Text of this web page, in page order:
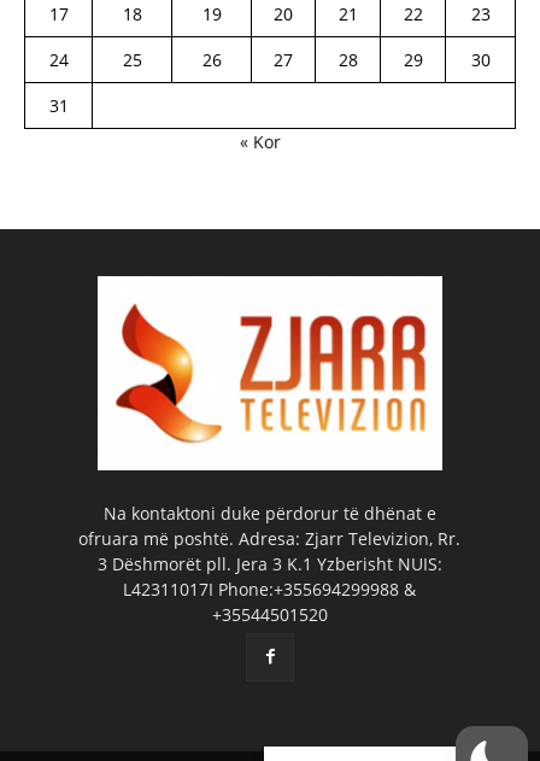
17
18 19 20 21 22
23
24
25 26 27 28 29
30
31
« Kor
Na kontaktoni duke përdorur të dhënat e
ofruara më poshtë. Adresa: Zjarr Televizion, Rr.
3 Dëshmorët pll. Jera 3 K.1 Yzberisht NUIS:
L42311017I Phone:+355694299988 &
+35544501520